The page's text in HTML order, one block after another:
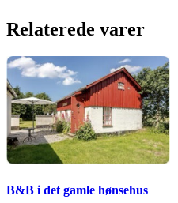
Relaterede varer
B&B i det gamle hønsehus